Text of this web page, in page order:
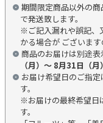
期間限定商品以外の
で発送致します。
※ご記入漏れや誤記、
かる場合が ございます
商品のお届けは別途表
（月）～ 8月31日（
お届け希望日のご指
す。
※お届けの最終希望日
す。